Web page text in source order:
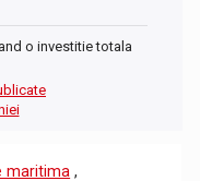
o investitie totala
maritima ,